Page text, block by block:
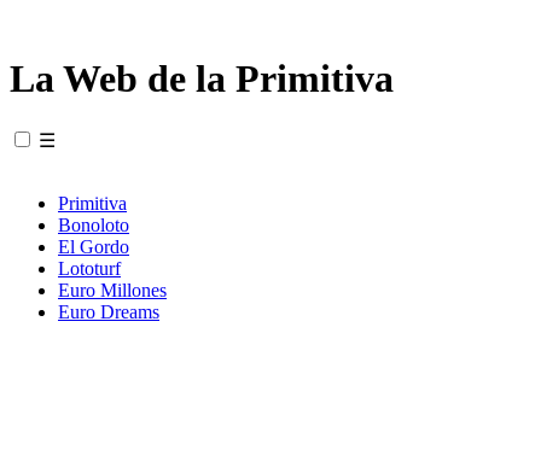
La Web de la Primitiva
☰
Primitiva
Bonoloto
El Gordo
Lototurf
Euro Millones
Euro Dreams